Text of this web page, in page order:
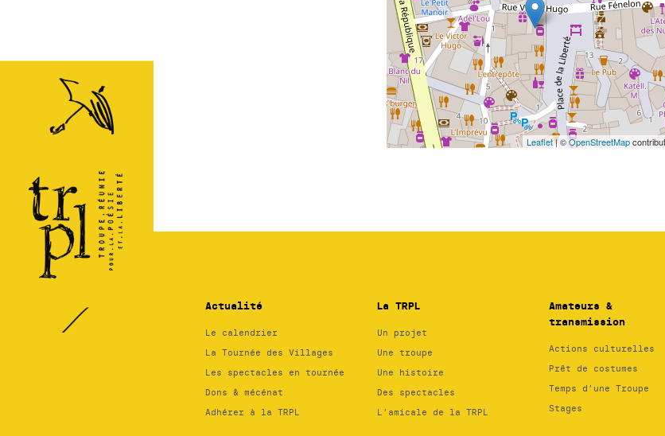
TRPL -
Théâtre
des
Pays de
la
Loire
Actualité
Le calendrier
La Tournée des Villages
Les spectacles en tournée
Dons & mécénat
Adhérer à la TRPL
La TRPL
Un projet
Une troupe
Une histoire
Des spectacles
L’amicale de la TRPL
Amateurs &
transmission
Actions culturelles
Prêt de costumes
Temps d’une Troupe
Stages